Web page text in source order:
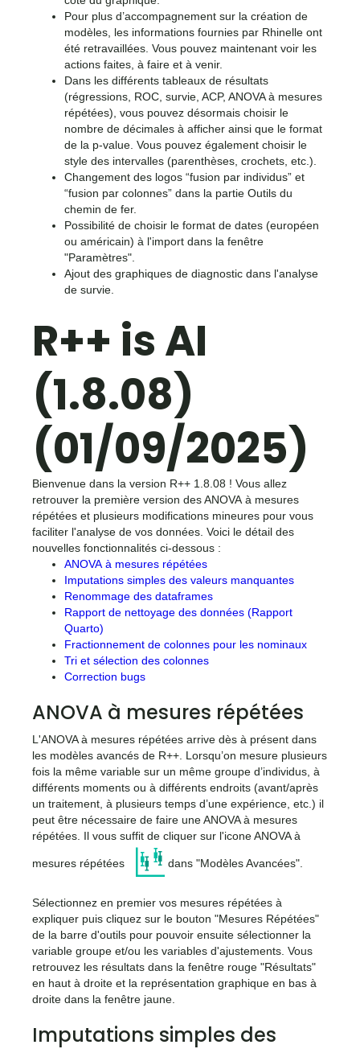
Pour plus d’accompagnement sur la création de
modèles, les informations fournies par Rhinelle ont
été retravaillées. Vous pouvez maintenant voir les
actions faites, à faire et à venir.
Dans les différents tableaux de résultats
(régressions, ROC, survie, ACP, ANOVA à mesures
répétées), vous pouvez désormais choisir le
nombre de décimales à afficher ainsi que le format
de la p-value. Vous pouvez également choisir le
style des intervalles (parenthèses, crochets, etc.).
Changement des logos “fusion par individus” et
“fusion par colonnes” dans la partie Outils du
chemin de fer.
Possibilité de choisir le format de dates (européen
ou américain) à l'import dans la fenêtre
"Paramètres".
Ajout des graphiques de diagnostic dans l'analyse
de survie.
R++ is AI
(1.8.08)
(01/09/2025)
Bienvenue dans la version R++ 1.8.08 ! Vous allez
retrouver la première version des ANOVA à mesures
répétées et plusieurs modifications mineures pour vous
faciliter l'analyse de vos données. Voici le détail des
nouvelles fonctionnalités ci-dessous :
ANOVA à mesures répétées
Imputations simples des valeurs manquantes
Renommage des dataframes
Rapport de nettoyage des données (Rapport
Quarto)
Fractionnement de colonnes pour les nominaux
Tri et sélection des colonnes
Correction bugs
ANOVA à mesures répétées
L'ANOVA à mesures répétées arrive dès à présent dans
les modèles avancés de R++. Lorsqu’on mesure plusieurs
fois la même variable sur un même groupe d’individus, à
différents moments ou à différents endroits (avant/après
un traitement, à plusieurs temps d’une expérience, etc.) il
peut être nécessaire de faire une ANOVA à mesures
répétées. Il vous suffit de cliquer sur l'icone ANOVA à
mesures répétées
<icone
dans "Modèles Avancées".
Sélectionnez en premier vos mesures répétées à
expliquer puis cliquez sur le bouton "Mesures Répétées"
de la barre d'outils pour pouvoir ensuite sélectionner la
variable groupe et/ou les variables d'ajustements. Vous
retrouvez les résultats dans la fenêtre rouge "Résultats"
en haut à droite et la représentation graphique en bas à
droite dans la fenêtre jaune.
Imputations simples des